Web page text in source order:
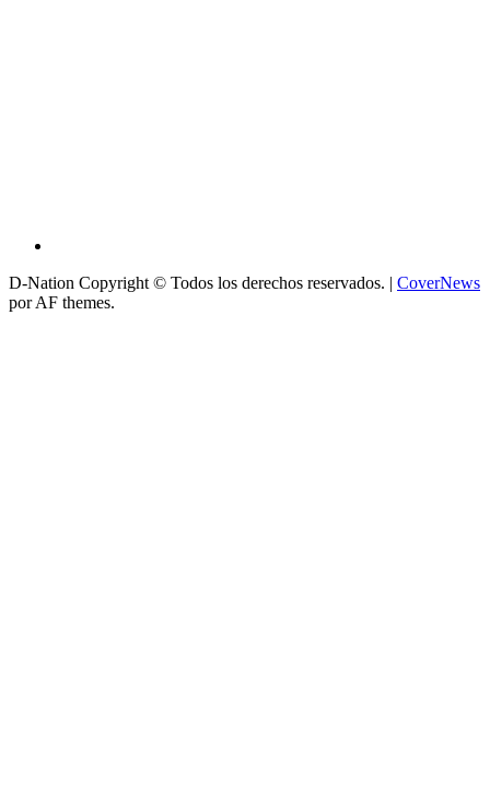
D-Nation Copyright © Todos los derechos reservados. | CoverNews
por AF themes.